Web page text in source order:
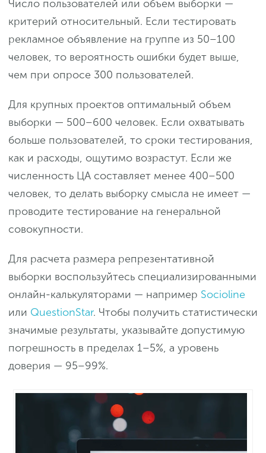
Число пользователей или объем выборки —
критерий относительный. Если тестировать
рекламное объявление на группе из 50–100
человек, то вероятность ошибки будет выше,
чем при опросе 300 пользователей.
Для крупных проектов оптимальный объем
выборки — 500–600 человек. Если охватывать
больше пользователей, то сроки тестирования,
как и расходы, ощутимо возрастут. Если же
численность ЦА составляет менее 400–500
человек, то делать выборку смысла не имеет —
проводите тестирование на генеральной
совокупности.
Для расчета размера репрезентативной
выборки воспользуйтесь специализированными
онлайн-калькуляторами — например Socioline
или QuestionStar. Чтобы получить статистически
значимые результаты, указывайте допустимую
погрешность в пределах 1–5%, а уровень
доверия — 95–99%.